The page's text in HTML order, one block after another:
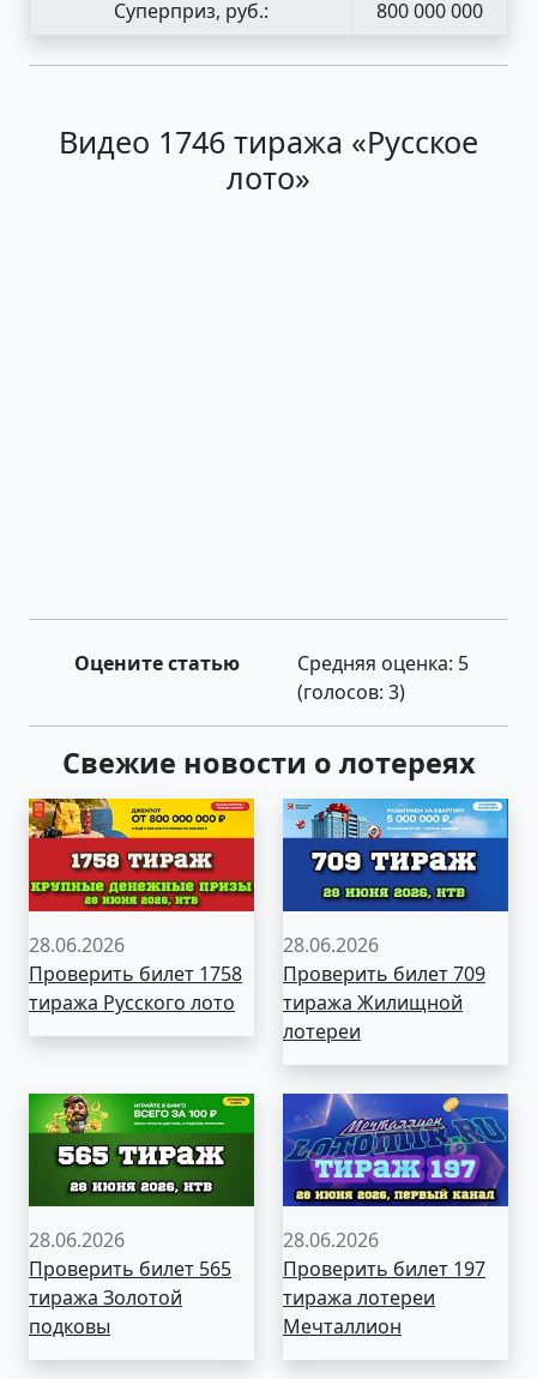
Суперприз, руб.:
800 000 000
Видео 1746 тиража «Русское
лото»
Оцените статью Средняя оценка: 5
(голосов: 3)
Свежие новости о лотереях
28.06.2026
Проверить билет 1758
тиража Русского лото
28.06.2026
Проверить билет 709
тиража Жилищной
лотереи
28.06.2026
Проверить билет 565
тиража Золотой
подковы
28.06.2026
Проверить билет 197
тиража лотереи
Мечталлион